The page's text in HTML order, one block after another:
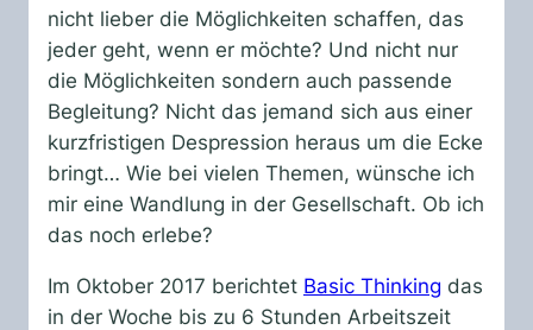
nicht lieber die Möglichkeiten schaffen, das
jeder geht, wenn er möchte? Und nicht nur
die Möglichkeiten sondern auch passende
Begleitung? Nicht das jemand sich aus einer
kurzfristigen Despression heraus um die Ecke
bringt… Wie bei vielen Themen, wünsche ich
mir eine Wandlung in der Gesellschaft. Ob ich
das noch erlebe?
Im Oktober 2017 berichtet Basic Thinking das
in der Woche bis zu 6 Stunden Arbeitszeit